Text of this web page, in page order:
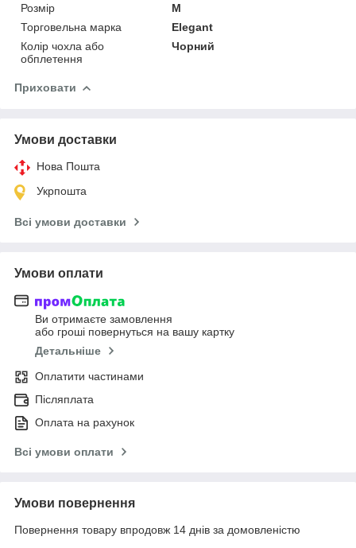
Розмір
М
Торговельна марка
Elegant
Колір чохла або
обплетення
Чорний
Приховати
Умови доставки
Нова Пошта
Укрпошта
Всі умови доставки
Умови оплати
Ви отримаєте замовлення
або гроші повернуться на вашу картку
Детальніше
Оплатити частинами
Післяплата
Оплата на рахунок
Всі умови оплати
Умови повернення
Повернення товару впродовж 14 днів за домовленістю